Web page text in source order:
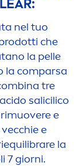
nel tuo
che
la pelle
la comparsa
tre
salicilico
e
e
la
7 giorni.